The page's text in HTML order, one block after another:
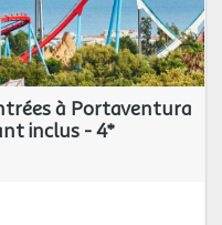
à Portaventura
inclus - 4*